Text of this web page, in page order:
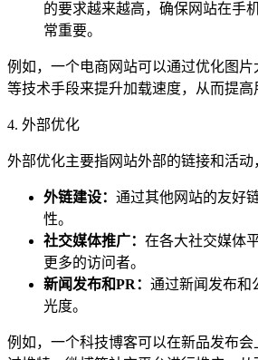
的要求越来越高，确保网站在手
常重要。
例如，一个电商网站可以通过优化图
等技术手段来提升加载速度，从而提高
4. 外部优化
外部优化主要指网站外部的链接和活动
外链建设： 通过其他网站的友好
性。
社交媒体推广： 在各大社交媒体
更多的访问者。
新闻发布和PR： 通过新闻发布和
光度。
例如，一个科技博客可以在新品发布